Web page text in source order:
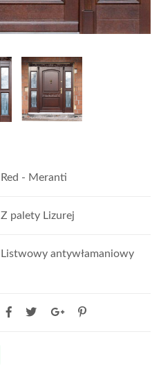
Red - Meranti
Z palety Lizurej
Listwowy antywłamaniowy